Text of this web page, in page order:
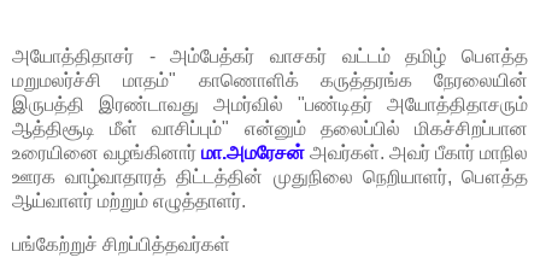
அயோத்திதாசர் - அம்பேத்கர் வாசகர் வட்டம் தமிழ் பௌத்த
மறுமலர்ச்சி மாதம்" காணொளிக் கருத்தரங்க நேரலையின்
இருபத்தி இரண்டாவது அமர்வில் "பண்டிதர் அயோத்திதாசரும்
ஆத்திசூடி மீள் வாசிப்பும்" என்னும் தலைப்பில் மிகச்சிறப்பான
உரையினை வழங்கினார் மா.அமரேசன் அவர்கள். அவர் பீகார் மாநில
ஊரக வாழ்வாதாரத் திட்டத்தின் முதுநிலை நெறியாளர், பௌத்த
ஆய்வாளர் மற்றும் எழுத்தாளர்.
பங்கேற்றுச் சிறப்பித்தவர்கள்